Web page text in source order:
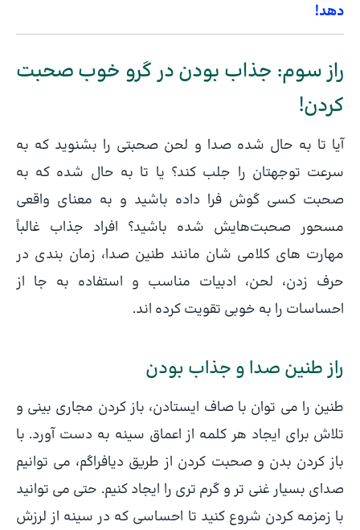
دهد!
راز سوم: جذاب بودن در گرو خوب صحبت
کردن!
آیا تا به حال شده صدا و لحن صحبتی را بشنوید که به
سرعت توجهتان را جلب کند؟ یا تا به حال شده که به
صحبت کسی گوش فرا داده باشید و به معنای واقعی
مسحور صحبت‌هایش شده باشید؟ افراد جذاب غالباً
مهارت های کلامی شان مانند طنین صدا، زمان بندی در
حرف زدن، لحن، ادبیات مناسب و استفاده به جا از
احساسات را به خوبی تقویت کرده اند.
راز طنین صدا و جذاب بودن
طنین را می توان با صاف ایستادن، باز كردن مجاری بینی و
تلاش برای ایجاد هر كلمه از اعماق سینه به دست آورد. با
باز کردن بدن و صحبت کردن از طریق دیافراگم، می توانیم
صدای بسیار غنی تر و گرم تری را ایجاد کنیم. حتی می توانید
با زمزمه کردن شروع کنید تا احساسی که در سینه از لرزش